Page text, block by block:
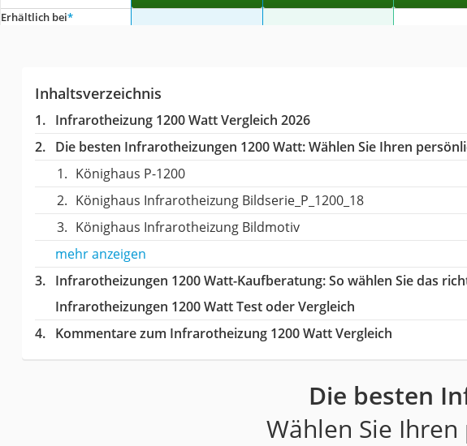
Erhältlich bei*
Inhaltsverzeichnis
Infrarotheizung 1200 Watt Vergleich 2026
Die besten Infrarotheizungen 1200 Watt:Wählen Sie Ihren
Könighaus P-1200
Könighaus Infrarotheizung Bildserie_P_1200_18
Könighaus Infrarotheizung Bildmotiv
mehr anzeigen
Infrarotheizungen 1200 Watt-Kaufberatung: So wählen Sie das
Infrarotheizungen 1200 Watt Test oder Vergleich
Kommentare zum Infrarotheizung 1200 Watt Vergleich
Die besten
Wählen Sie